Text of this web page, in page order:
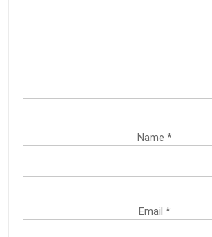
Name *
Email *